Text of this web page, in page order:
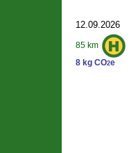
12.09.2026
85 km
8 kg CO2e